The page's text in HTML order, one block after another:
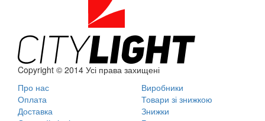
Copyright © 2014 Усі права захищені
Про нас
Оплата
Доставка
Виробники
Товари зі знижкою
Знижки